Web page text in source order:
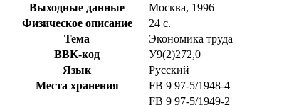
Выходные данные
Москва, 1996
Физическое описание
24 с.
Тема
Экономика труда
BBK-код
У9(2)272,0
Язык
Русский
Места хранения
FB 9 97-5/1948-4
FB 9 97-5/1949-2